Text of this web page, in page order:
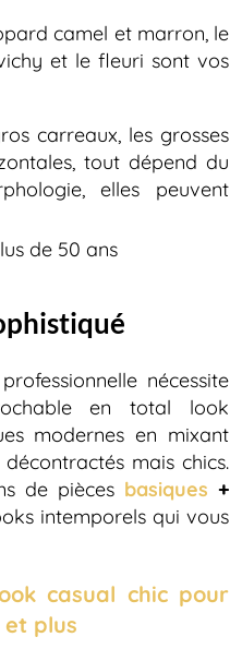
camel et marron, le
et le fleuri sont vos
carreaux, les grosses
tout dépend du
elles peuvent
nécessite
en total look
modernes en mixant
mais chics.
de pièces basiques +
intemporels qui vous
casual chic pour
et plus